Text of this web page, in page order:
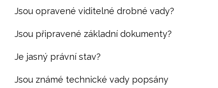
Jsou opravené viditelné drobné vady?
Jsou připravené základní dokumenty?
Je jasný právní stav?
Jsou známé technické vady popsány